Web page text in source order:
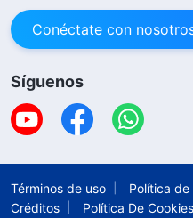
Conéctate con
Síguenos
Términos de uso
Política
Créditos
Política De Cookies